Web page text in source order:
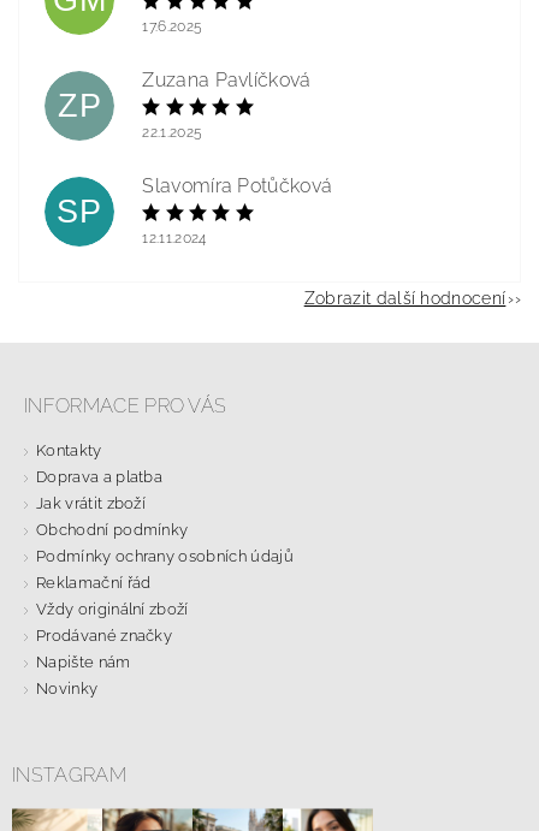
17.6.2025
ZP
Zuzana Pavlíčková
22.1.2025
SP
Slavomíra Potůčková
12.11.2024
Zobrazit další hodnocení
INFORMACE PRO VÁS
Kontakty
Doprava a platba
Jak vrátit zboží
Obchodní podmínky
Podmínky ochrany osobních údajů
Reklamační řád
Vždy originální zboží
Prodávané značky
Napište nám
Novinky
INSTAGRAM